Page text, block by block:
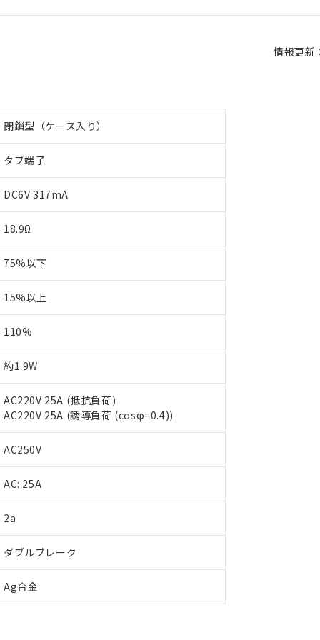
情報更新
閉鎖型（ケース入り）
タブ端子
DC6V 317mA
18.9Ω
75%以下
15%以上
110%
約1.9W
AC220V 25A (抵抗負荷)
AC220V 25A (誘導負荷 (cosφ=0.4))
AC250V
AC: 25A
2a
ダブルブレーク
Ag合金
指令（10物質）の非含有に対応した製品が提供可能な商品です。
指令（10物質）の非含有に対応した製品に切り替える予定のある商
RoHS指令（10物質）の非含有に非対応の商品で、対応品を出す予
り、非含有部品としていたものが、含有品と判明した場合などやむ
表